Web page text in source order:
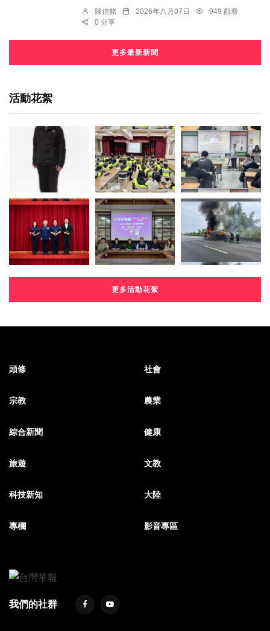
陳信銘 2026年八月07日
949 觀看
0 分享
更多最新新聞
活動花絮
更多活動花絮
頭條 社會
宗教 農業
綜合新聞 健康
旅遊 文教
科技新知 大陸
專欄 影音專區
我們的社群